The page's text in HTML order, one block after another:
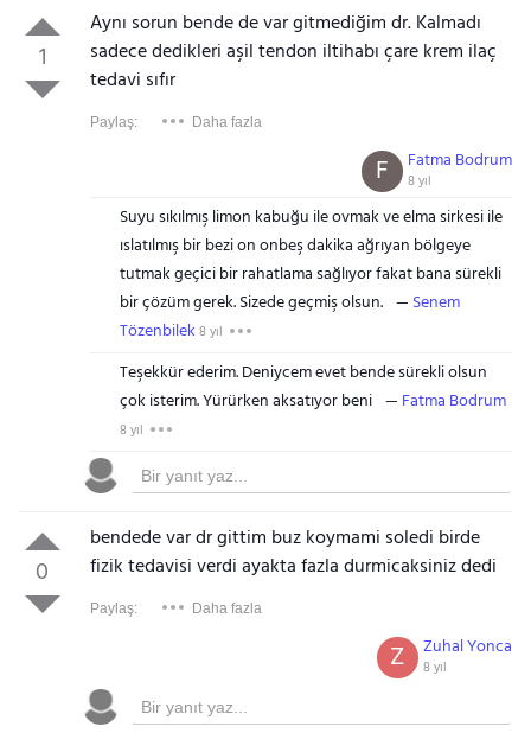
1
Aynı sorun bende de var gitmediğim dr. Kalmadı
sadece dedikleri aşil tendon iltihabı çare krem ilaç
tedavi sıfır
Paylaş: Daha fazla
Fatma Bodrum
8 yıl
F
Suyu sıkılmış limon kabuğu ile ovmak ve elma sirkesi ile
ıslatılmış bir bezi on onbeş dakika ağrıyan bölgeye
tutmak geçici bir rahatlama sağlıyor fakat bana sürekli
bir çözüm gerek. Sizede geçmiş olsun.
Senem
Tözenbilek 8 yıl
Teşekkür ederim. Deniycem evet bende sürekli olsun
çok isterim. Yürürken aksatıyor beni
Fatma Bodrum
8 yıl
0
bendede var dr gittim buz koymami soledi birde
fizik tedavisi verdi ayakta fazla durmicaksiniz dedi
Paylaş: Daha fazla
Zuhal Yonca
8 yıl
Z